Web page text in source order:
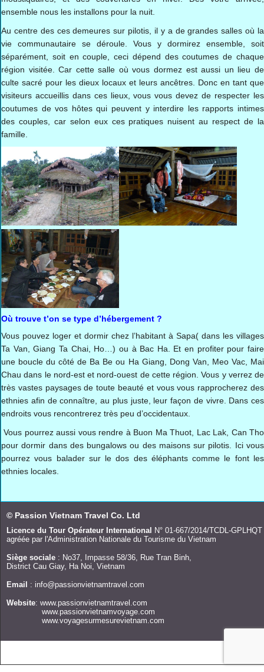
ensemble nous les installons pour la nuit.
Au centre des ces demeures sur pilotis, il y a de grandes salles où la
vie communautaire se déroule. Vous y dormirez ensemble, soit
séparément, soit en couple, ceci dépend des coutumes de chaque
région visitée. Car cette salle où vous dormez est aussi un lieu de
culte sacré pour les dieux locaux et leurs ancêtres. Donc en tant que
visiteurs accueillis dans ces lieux, vous vous devez de respecter les
coutumes de vos hôtes qui peuvent y interdire les rapports intimes
des couples, car selon eux ces pratiques nuisent au respect de la
famille.
Où trouve t’on se type d’hébergement ?
Vous pouvez loger et dormir chez l’habitant à Sapa( dans les villages
Ta Van, Giang Ta Chai, Ho…) ou à Bac Ha. Et en profiter pour faire
une boucle du côté de Ba Be ou Ha Giang, Dong Van, Meo Vac, Mai
Chau dans le nord-est et nord-ouest de cette région. Vous y verrez de
très vastes paysages de toute beauté et vous vous rapprocherez des
ethnies afin de connaître, au plus juste, leur façon de vivre. Dans ces
endroits vous rencontrerez très peu d’occidentaux.
Vous pourrez aussi vous rendre à Buon Ma Thuot, Lac Lak, Can Tho
pour dormir dans des bungalows ou des maisons sur pilotis. Ici vous
pourrez vous balader sur le dos des éléphants comme le font les
ethnies locales.
© Passion Vietnam Travel Co. Ltd
Licence du Tour Opérateur International N° 01-667/2014/TCDL-GPLHQT
agréée par l'Administration Nationale du Tourisme du Vietnam
Siège sociale : No37, Impasse 58/36, Rue Tran Binh,
District Cau Giay, Ha Noi, Vietnam
Email : info@passionvietnamtravel.com
Website: www.passionvietnamtravel.com
www.passionvietnamvoyage.com
www.voyagesurmesurevietnam.com